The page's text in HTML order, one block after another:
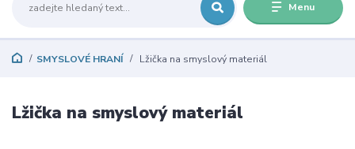
Menu
SMYSLOVÉ HRANÍ Lžička na smyslový materiál
Lžička na smyslový materiál